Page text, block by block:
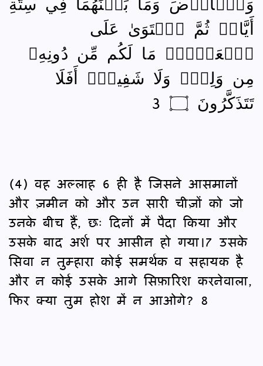
أَيَّامٖ ثُمَّ ٱسۡتَوَىٰ عَلَى
ٱلۡعَرۡشِۖ مَا لَكُم مِّن دُونِهِۦ
مِن وَلِيّٖ وَلَا شَفِيعٍۚ أَفَلَا
تَتَذَكَّرُونَ ۝ 3
(4) वह अल्लाह 6 ही है जिसने आसमानों
और ज़मीन को और उन सारी चीज़ों को जो
उनके बीच हैं, छः दिनों में पैदा किया और
उसके बाद अर्श पर आसीन हो गया।7 उसके
सिवा न तुम्हारा कोई समर्थक व सहायक है
और न कोई उसके आगे सिफ़ारिश करनेवाला,
फिर क्या तुम होश में न आओगे? 8